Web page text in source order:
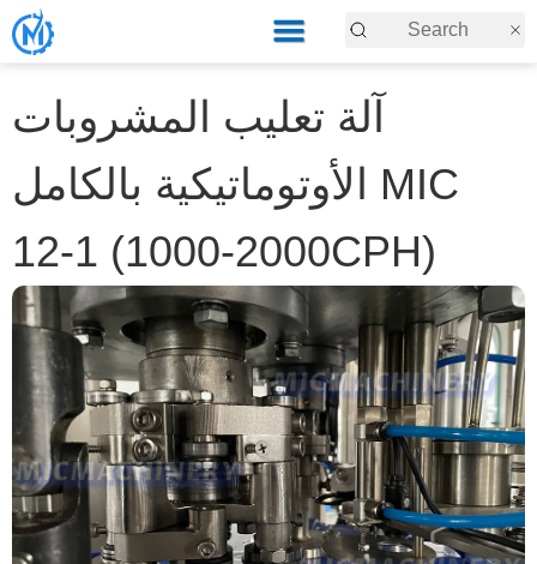
آلة تعليب المشروبات
الأوتوماتيكية بالكامل MIC
12-1 (1000-2000CPH)